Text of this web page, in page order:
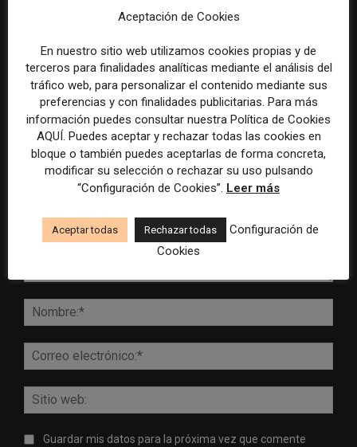
control para el uso de la
cobertura periodística del
DEJA UNA RESPUESTA
Guardar mis datos para la próxima vez que comente
Aceptación de Cookies
En nuestro sitio web utilizamos cookies propias y de
terceros para finalidades analíticas mediante el análisis del
tráfico web, para personalizar el contenido mediante sus
preferencias y con finalidades publicitarias. Para más
información puedes consultar nuestra Política de Cookies
AQUÍ. Puedes aceptar y rechazar todas las cookies en
bloque o también puedes aceptarlas de forma concreta,
modificar su selección o rechazar su uso pulsando
“Configuración de Cookies”. Leer más
Aceptar todas Rechazar todas
Configuración de
Cookies